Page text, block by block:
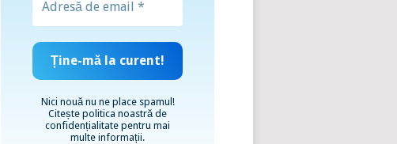
Nici nouă nu ne place spamul!
Citește politica noastră de
confidențialitate pentru mai
multe informații.